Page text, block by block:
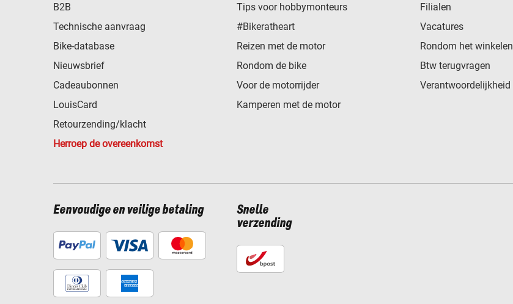
B2B
Technische aanvraag
Bike-database
Nieuwsbrief
Cadeaubonnen
LouisCard
Retourzending/klacht
Herroep de overeenkomst
Tips voor hobbymonteurs
#Bikeratheart
Reizen met de motor
Rondom de bike
Voor de motorrijder
Kamperen met de motor
Filialen
Vacatures
Rondom het winkelen
Btw terugvragen
Verantwoordelijkheid
Eenvoudige en veilige betaling
Snelle
verzending